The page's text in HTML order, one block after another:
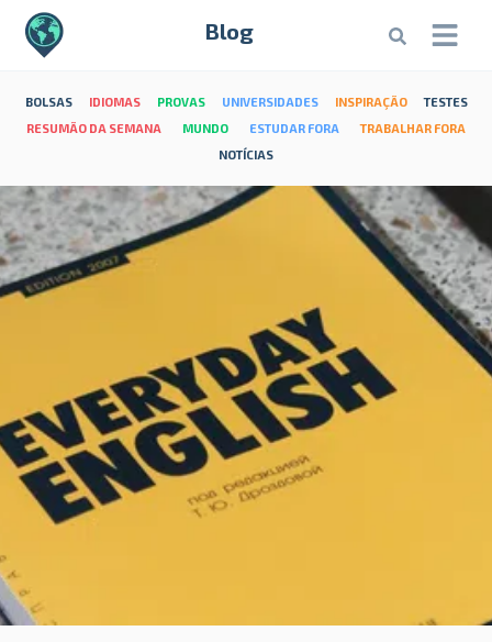
Blog
BOLSAS IDIOMAS PROVAS UNIVERSIDADES INSPIRAÇÃO
TESTES
RESUMÃO DA SEMANA
MUNDO ESTUDAR FORA
TRABALHAR FORA
NOTÍCIAS